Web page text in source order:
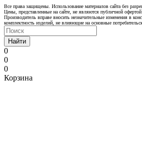
Все права защищены. Использование материалов сайта без
Цены, представленные на сайте, не являются публичной
Производитель вправе вносить незначительные изменения в
комплектность изделий, не влияющие на основные
Найти
0
0
0
Корзина